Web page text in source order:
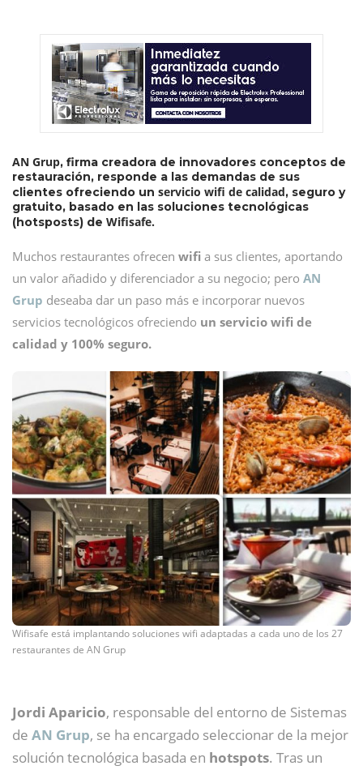
AN Grup, firma creadora de innovadores conceptos de
restauración, responde a las demandas de sus
clientes ofreciendo un servicio wifi de calidad, seguro y
gratuito, basado en las soluciones tecnológicas
(hotsposts) de Wifisafe.
Muchos restaurantes ofrecen wifi a sus clientes, aportando
un valor añadido y diferenciador a su negocio; pero AN
Grup deseaba dar un paso más e incorporar nuevos
servicios tecnológicos ofreciendo un servicio wifi de
calidad y 100% seguro.
Wifisafe está implantando soluciones wifi adaptadas a cada uno de los 27
restaurantes de AN Grup
Jordi Aparicio, responsable del entorno de Sistemas
de AN Grup, se ha encargado seleccionar de la mejor
solución tecnológica basada en hotspots. Tras un